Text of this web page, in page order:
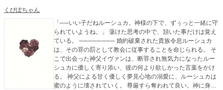
くぴぽちゃん
「──いい子だねルーシュカ。神様の下で、ずぅっと一緒に守
られていようね。」 蕩けた思考の中で、頷いた事だけは覚え
ている。 ──────── 婚約破棄された貴族令息ルーシュカ
は、その罪の罰として教会に従事することを命じられる。 そ
こで出会った神父イヴァンは、断罪され無気力になったルー
シュカに優しく寄り添い、彼の何より欲しかった言葉をかけ
る。 神父による甘く優しく夢見心地の溺愛に、ルーシュカは
蜜のように壊されていく。 尊厳すら奪われて良い。神に身を